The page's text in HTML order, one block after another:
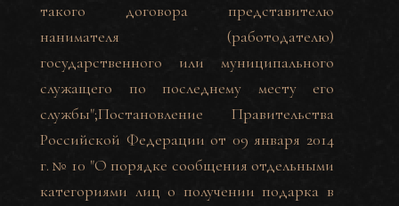
такого договора представителю
нанимателя (работодателю)
государственного или муниципального
служащего по последнему месту его
службы";Постановление Правительства
Российской Федерации от 09 января 2014
г. № 10 "О порядке сообщения отдельными
категориями лиц о получении подарка в